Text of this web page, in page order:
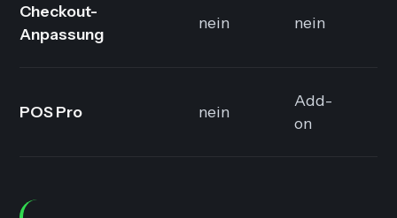
Checkout-
Anpassung
nein nein
POS Pro nein
Add-
on